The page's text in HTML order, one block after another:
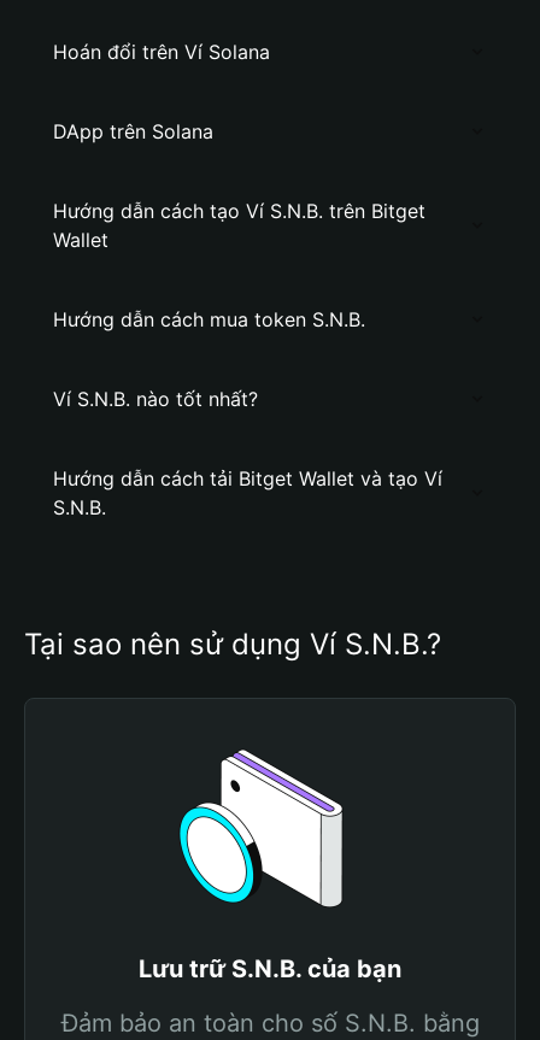
Hoán đổi trên Ví Solana
DApp trên Solana
Hướng dẫn cách tạo Ví S.N.B. trên Bitget
Wallet
Hướng dẫn cách mua token S.N.B.
Ví S.N.B. nào tốt nhất?
Hướng dẫn cách tải Bitget Wallet và tạo Ví
S.N.B.
Tại sao nên sử dụng Ví S.N.B.?
Lưu trữ S.N.B. của bạn
Đảm bảo an toàn cho số S.N.B. bằng